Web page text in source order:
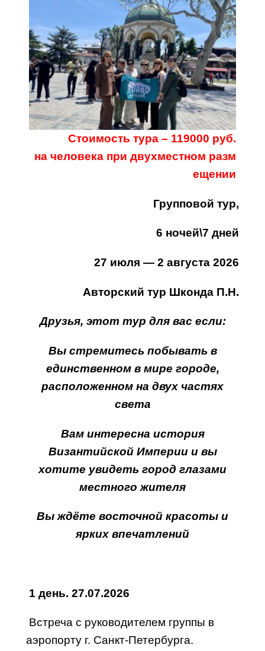
Стоимость тура – 119000 руб.
на человека при двухместном разм
ещении
Групповой тур,
6 ночей\7 дней
27 июля — 2 августа 2026
Авторский тур Шконда П.Н.
Друзья, этот тур для вас если:
Вы стремитесь побывать в
единственном в мире городе,
расположенном на двух частях
света
Вам интересна история
Византийской Империи и вы
хотите увидеть город глазами
местного жителя
Вы ждёте восточной красоты и
ярких впечатлений
1 день. 27.07.2026
Встреча с руководителем группы в
аэропорту г. Санкт-Петербурга.